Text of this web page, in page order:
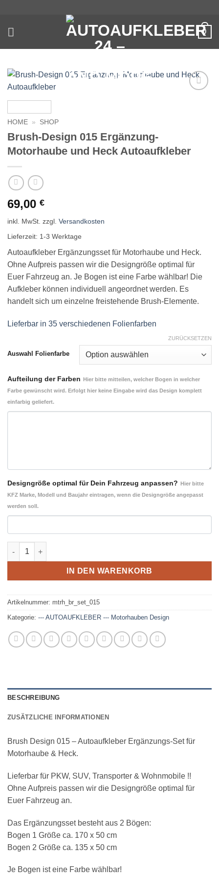
springen
0
HOME » SHOP
Brush-Design 015 Ergänzung-
Motorhaube und Heck Autoaufkleber
69,00 €
inkl. MwSt. zzgl. Versandkosten
Lieferzeit: 1-3 Werktage
Autoaufkleber Ergänzungsset für Motorhaube und Heck.
Ohne Aufpreis passen wir die Designgröße optimal für
Euer Fahrzeug an. Je Bogen ist eine Farbe wählbar! Die
Aufkleber können individuell angeordnet werden. Es
handelt sich um einzelne freistehende Brush-Elemente.
Lieferbar in 35 verschiedenen Folienfarben
Auswahl Folienfarbe
ZURÜCKSETZEN
Aufteilung der Farben Hier bitte mitteilen, welcher Bogen in welcher
Farbe gewünscht wird. Erfolgt hier keine Eingabe wird das Design komplett
einfarbig geliefert.
Designgröße optimal für Dein Fahrzeug anpassen? Hier bitte
KFZ Marke, Modell und Baujahr eintragen, wenn die Designgröße angepasst
werden soll.
Brush-Design 015 Ergänzung- Motorhaube und Heck
IN DEN WARENKORB
Artikelnummer: mtrh_br_set_015
Kategorie: --- AUTOAUFKLEBER --- Motorhauben Design
BESCHREIBUNG
ZUSÄTZLICHE INFORMATIONEN
Brush Design 015 – Autoaufkleber Ergänzungs-Set für
Motorhaube & Heck.
Lieferbar für PKW, SUV, Transporter & Wohnmobile !!
Ohne Aufpreis passen wir die Designgröße optimal für
Euer Fahrzeug an.
Das Ergänzungsset besteht aus 2 Bögen:
Bogen 1 Größe ca. 170 x 50 cm
Bogen 2 Größe ca. 135 x 50 cm
Je Bogen ist eine Farbe wählbar!